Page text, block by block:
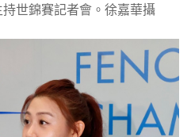
世錦賽記者會。徐嘉華攝